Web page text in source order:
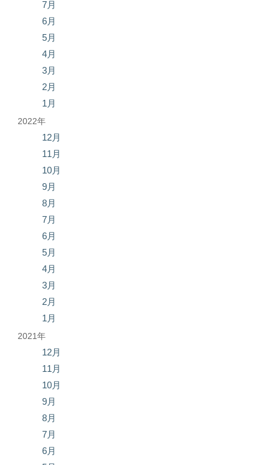
7月
6月
5月
4月
3月
2月
1月
2022年
12月
11月
10月
9月
8月
7月
6月
5月
4月
3月
2月
1月
2021年
12月
11月
10月
9月
8月
7月
6月